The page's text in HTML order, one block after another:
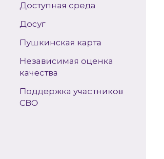
Доступная среда
Досуг
Пушкинская карта
Независимая оценка
качества
Поддержка участников
СВО